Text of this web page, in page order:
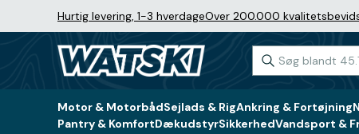
Hurtig levering, 1-3 hverdageOver 200.000
Motor & MotorbådSejlads & RigAnkring & Fortøjning
Pantry & KomfortDækudstyrSikkerhedVandsport &